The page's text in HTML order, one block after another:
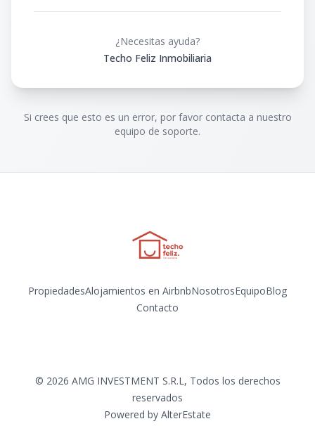
¿Necesitas ayuda?
Techo Feliz Inmobiliaria
Si crees que esto es un error, por favor contacta a nuestro
equipo de soporte.
PropiedadesAlojamientos en AirbnbNosotrosEquipoBlog
Contacto
© 2026 AMG INVESTMENT S.R.L, Todos los derechos
reservados
Powered by AlterEstate